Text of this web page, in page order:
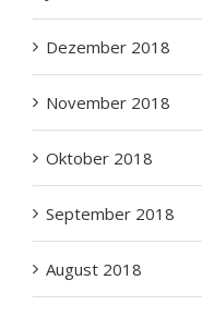
Dezember 2018
November 2018
Oktober 2018
September 2018
August 2018
Juli 2018